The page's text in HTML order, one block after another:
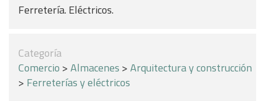
Ferretería. Eléctricos.
Categoría
Comercio >Almacenes >Arquitectura y construcción
> Ferreterías y eléctricos